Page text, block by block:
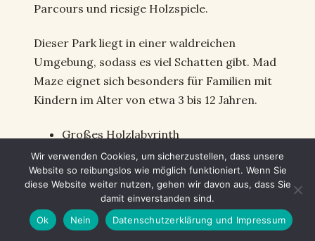
Parcours und riesige Holzspiele.
Dieser Park liegt in einer waldreichen
Umgebung, sodass es viel Schatten gibt. Mad
Maze eignet sich besonders für Familien mit
Kindern im Alter von etwa 3 bis 12 Jahren.
Großes Holzlabyrinth
Tretkarts
Seilrutschen
Kletter- und Balancierparcours
Slacklines
Große Holzspielgeräte im Freien
Wir verwenden Cookies, um sicherzustellen, dass unsere
Website so reibungslos wie möglich funktioniert. Wenn Sie
diese Website weiter nutzen, gehen wir davon aus, dass Sie
damit einverstanden sind.
Ok
Nein Datenschutzerklärung und Impressum